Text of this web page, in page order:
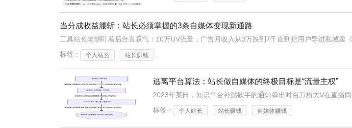
当分成收益腰斩：站长必须掌握的3条自媒体变现新通路
标签：
个人站长 站长赚钱
逃离平台算法：站长做自媒体的终极目标是“流量主权”
标签：
个人站长 站长赚钱 自媒体赚钱